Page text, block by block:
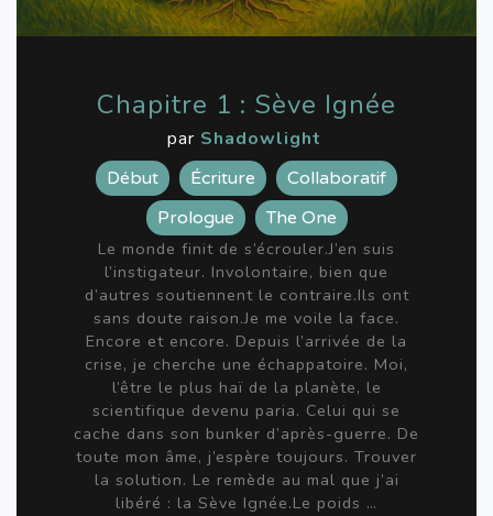
Chapitre 1 : Sève Ignée
par Shadowlight
Début Écriture
Collaboratif
Prologue
The One
Le monde finit de s’écrouler.J’en suis
l’instigateur. Involontaire, bien que
d’autres soutiennent le contraire.Ils ont
sans doute raison.Je me voile la face.
Encore et encore. Depuis l’arrivée de la
crise, je cherche une échappatoire. Moi,
l’être le plus haï de la planète, le
scientifique devenu paria. Celui qui se
cache dans son bunker d’après-guerre. De
toute mon âme, j’espère toujours. Trouver
la solution. Le remède au mal que j’ai
libéré : la Sève Ignée.Le poids …